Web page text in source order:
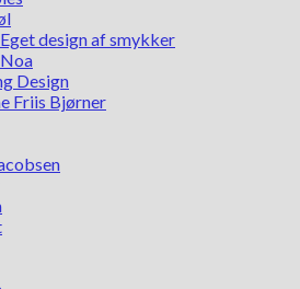
design af smykker
Design
Friis Bjørner